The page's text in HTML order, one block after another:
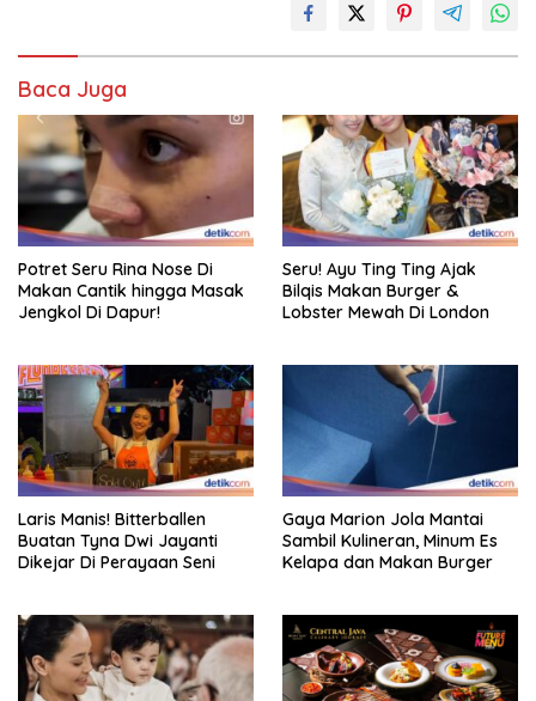
Baca Juga
Potret Seru Rina Nose Di
Makan Cantik hingga Masak
Jengkol Di Dapur!
Seru! Ayu Ting Ting Ajak
Bilqis Makan Burger &
Lobster Mewah Di London
Laris Manis! Bitterballen
Buatan Tyna Dwi Jayanti
Dikejar Di Perayaan Seni
Gaya Marion Jola Mantai
Sambil Kulineran, Minum Es
Kelapa dan Makan Burger